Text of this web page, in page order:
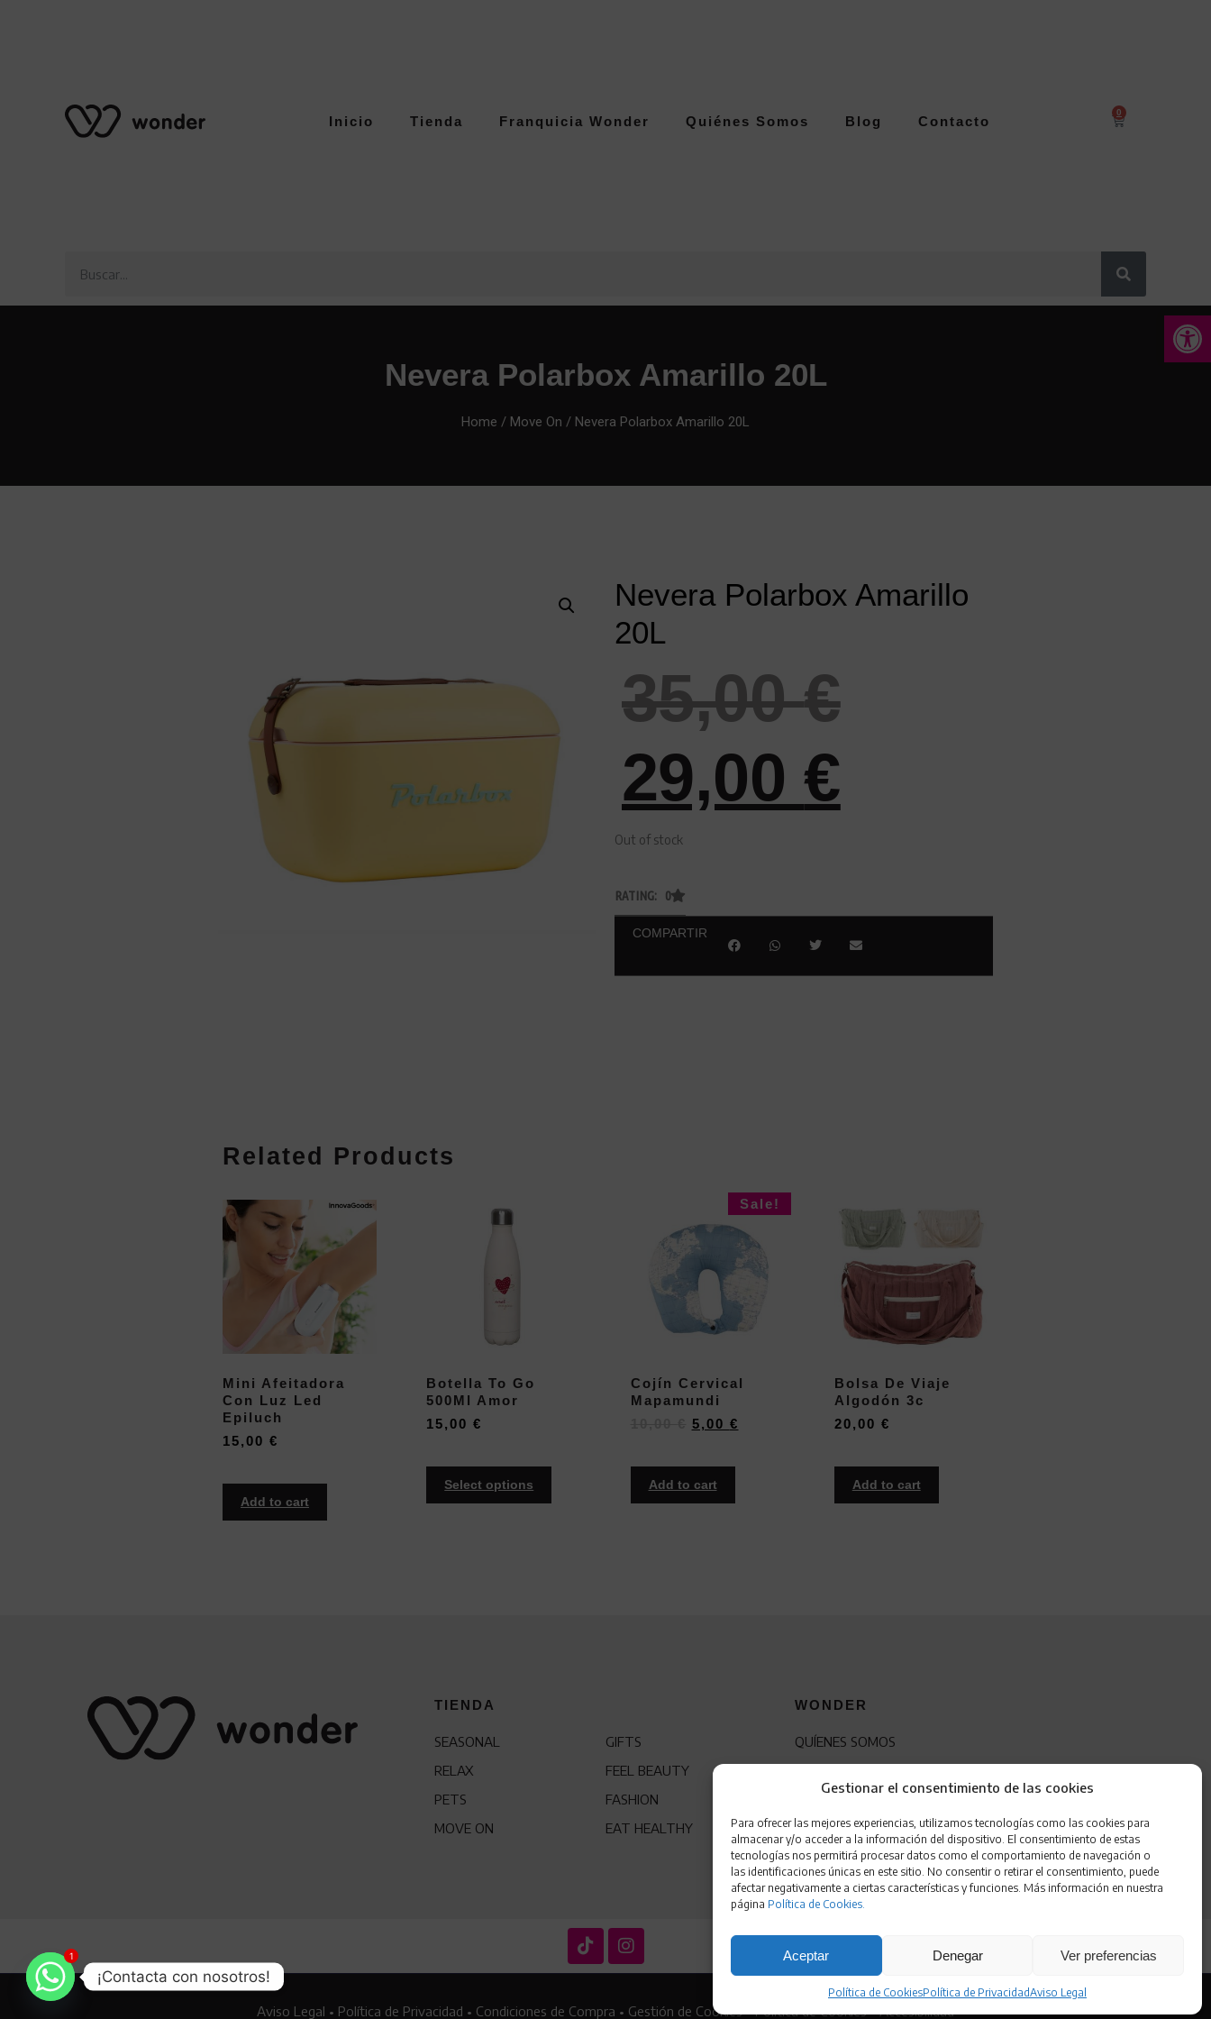
Abrir
Gestionar el consentimiento de las cookies
Para ofrecer las mejores experiencias, utilizamos tecnologías como las cookies para
almacenar y/o acceder a la información del dispositivo. El consentimiento de estas
tecnologías nos permitirá procesar datos como el comportamiento de navegación o
las identificaciones únicas en este sitio. No consentir o retirar el consentimiento, puede
afectar negativamente a ciertas características y funciones. Más información en nuestra
página Política de Cookies.
Aceptar Denegar Ver preferencias
Política de CookiesPolítica de PrivacidadAviso Legal
Inicio Tienda Franquicia Wonder Quiénes Somos Blog Contacto
0
Nevera Polarbox Amarillo 20L
Home / Move On / Nevera Polarbox Amarillo 20L
Nevera Polarbox Amarillo
20L
35,00€
29,00€
Out of stock
RATING: 0
COMPARTIR
Related Products
Mini Afeitadora
Con Luz Led
Epiluch
15,00 €
Add to cart
Botella To Go
500Ml Amor
15,00€
Select options
Sale!
Cojín Cervical
Mapamundi
5,00 €
Add to cart
Bolsa De Viaje
Algodón 3c
20,00 €
Add to cart
TIENDA
SEASONAL
RELAX
PETS
MOVE ON
GIFTS
FEEL BEAUTY
FASHION
EAT HEALTHY
WONDER
QUÍENES SOMOS
Aviso Legal • Política de Privacidad • Condiciones de Compra • Gestión de Cookies
1
¡Contacta con nosotros!